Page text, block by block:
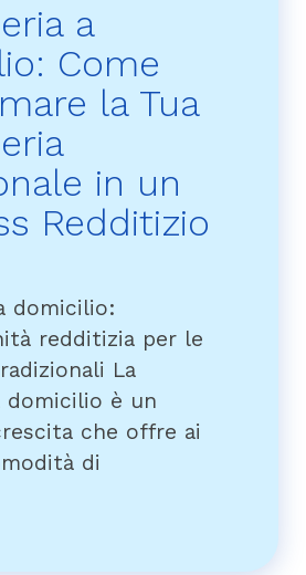
a
Come
la Tua
in un
Redditizio
domicilio:
redditizia per le
La
domicilio è un
che offre ai
di